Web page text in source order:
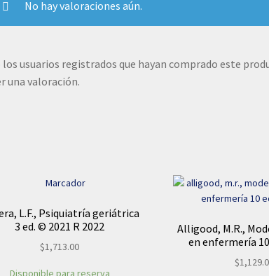
No hay valoraciones aún.
los usuarios registrados que hayan comprado este
una valoración.
L.F., Psiquiatría geriátrica
3 ed. © 2021 R 2022
$1,713.00
Alligood, M.R.,
en enfermería
$